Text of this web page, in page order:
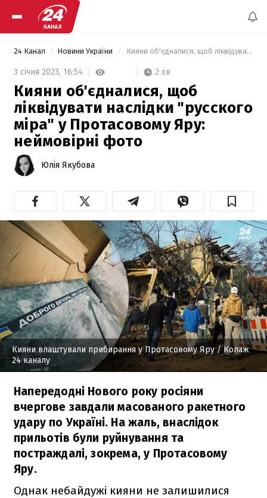
24 Канал Новини України Кияни об'єдналися, щоб ліквідувати наслідки "русского міра" у Протасовому Яру:  неймовірні фото
3 січня 2023, 16:54 2 хв
Кияни об'єдналися, щоб
ліквідувати наслідки "русского
міра" у Протасовому Яру:
неймовірні фото
Юлія Якубова
Кияни влаштували прибирання у Протасовому Яру/ Колаж
24 каналу
Напередодні Нового року росіяни
вчергове завдали масованого ракетного
удару по Україні. На жаль, внаслідок
прильотів були руйнування та
постраждалі, зокрема, у Протасовому
Яру.
Однак небайдужі кияни не залишилися